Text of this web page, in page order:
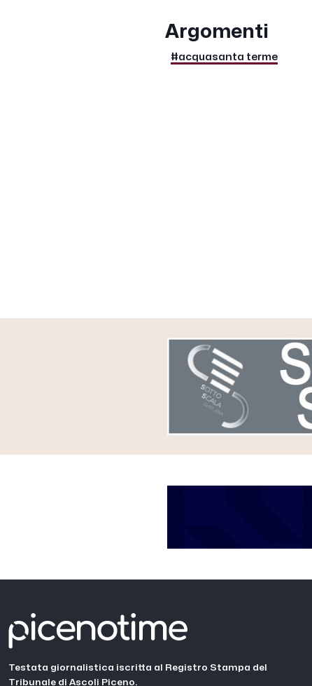
Argomenti
#acquasanta terme
Testata giornalistica iscritta al Registro Stampa del
Tribunale di Ascoli Piceno.